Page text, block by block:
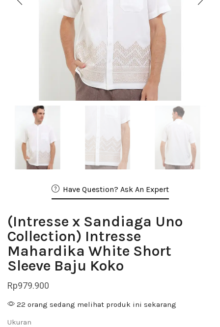
Have Question? Ask An Expert
(Intresse x Sandiaga Uno
Collection) Intresse
Mahardika White Short
Sleeve Baju Koko
Rp979.900
22 orang sedang melihat produk ini sekarang
Ukuran